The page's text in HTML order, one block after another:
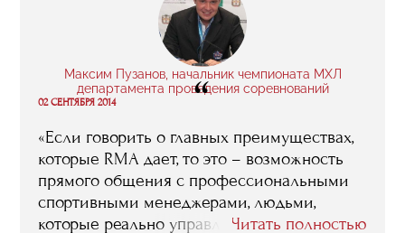
Максим Пузанов, начальник чемпионата МХЛ
департамента проведения соревнований
“
02 СЕНТЯБРЯ 2014
«Если говорить о главных преимуществах,
которые RMA дает, то это – возможность
прямого общения с профессиональными
спортивными менеджерами, людьми,
которые реально управляют клубами,
Читать полностью